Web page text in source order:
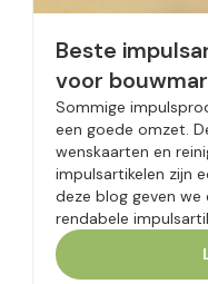
Beste
voor
Sommige
een goede omzet.
wenskaarten en
impulsartikelen zijn
deze blog geven we
rendabele